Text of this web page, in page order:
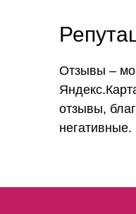
Отзывы –
отзывы,
негативные.